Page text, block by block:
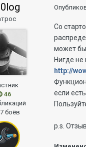
46
боёв
Со
может
Нигде не
http://
если
p.s.